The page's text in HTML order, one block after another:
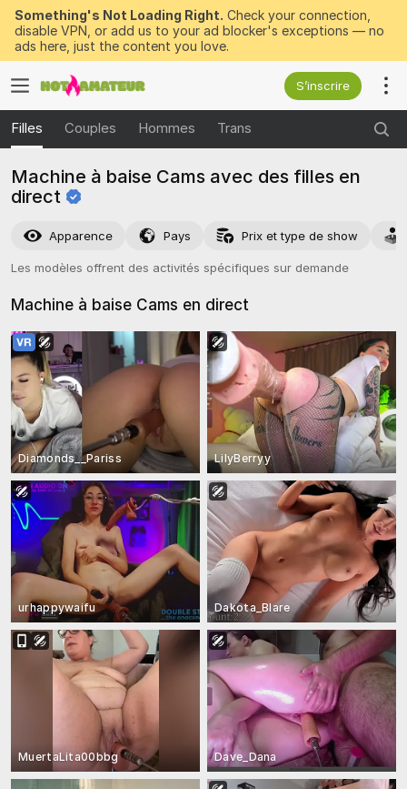
Something's Not Loading Right. Check your connection,
disable VPN, or add us to your ad blocker's exceptions — no
ads here, just the content you love.
S’inscrire
Filles Couples Hommes Trans
Machine à baise Cams avec des filles en
direct
Apparence Pays Prix et type de show
Les modèles offrent des activités spécifiques sur demande
Machine à baise Cams en direct
Diamonds__Pariss LilyBerryy
urhappywaifu Dakota_Blare
MuertaLita00bbg Dave_Dana